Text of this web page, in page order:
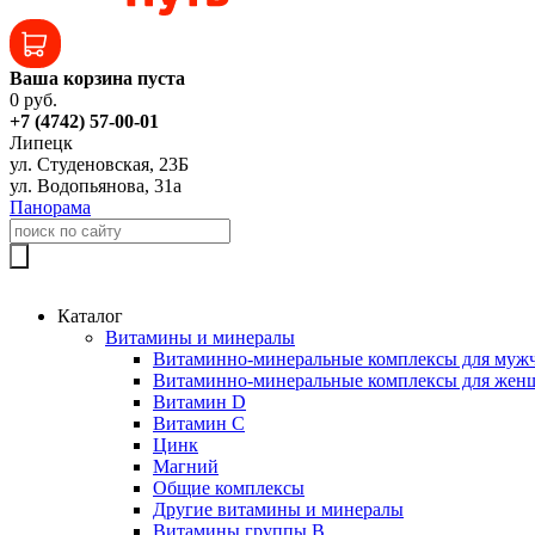
Ваша корзина пуста
0 руб.
+7 (4742) 57-00-01
Липецк
ул. Студеновская, 23Б
ул. Водопьянова, 31а
Панорама
Каталог
Витамины и минералы
Витаминно-минеральные комплексы для
Витаминно-минеральные комплексы для
Витамин D
Витамин C
Цинк
Магний
Общие комплексы
Другие витамины и минералы